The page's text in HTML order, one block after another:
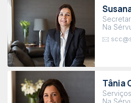
Na
Tânia
Na